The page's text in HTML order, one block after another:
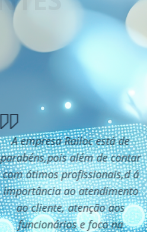
A empresa Railoc está de
parabéns,pois além de contar
com ótimos profissionais,d á
importância ao atendimento
ao cliente, atenção aos
funcionários e foco na